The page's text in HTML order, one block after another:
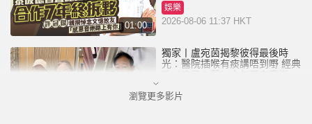
01:00
娛樂
2026-08-06 11:37 HKT
獨家丨盧宛茵揭黎彼得最後時
光：醫院插喉有痰講唔到嘢 經典
娛樂
瀏覽更多影片